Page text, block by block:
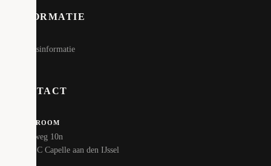
INFORMATIE
Bedrijfsinformatie
CONTACT
SHOWROOM
Hoofdweg 10n
2908 LC Capelle aan den IJssel